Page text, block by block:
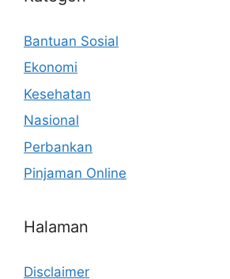
Bantuan Sosial
Ekonomi
Kesehatan
Nasional
Perbankan
Pinjaman Online
Halaman
Disclaimer